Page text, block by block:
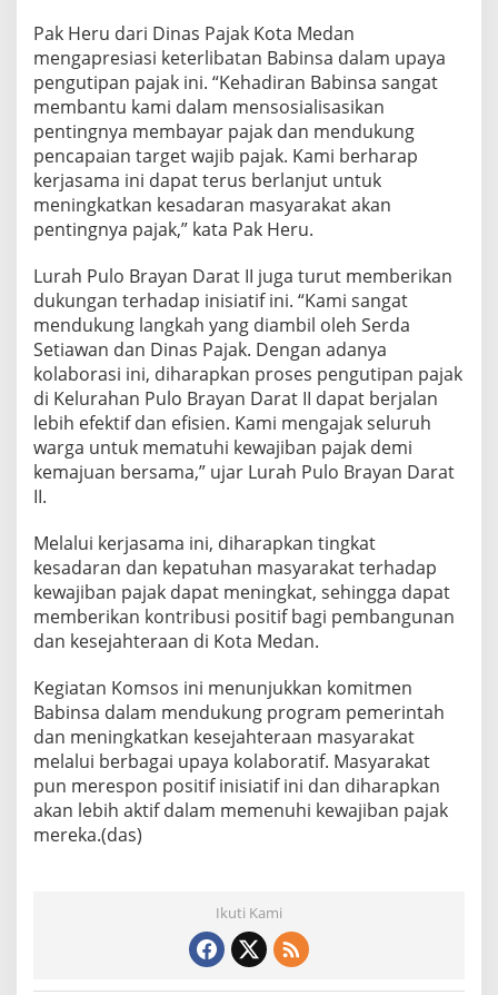
D
i
n
a
s
P
a
j
a
k
K
a
M
e
d
a
n
Pak Heru dari Dinas Pajak Kota Medan
mengapresiasi keterlibatan Babinsa dalam upaya
pengutipan pajak ini. “Kehadiran Babinsa sangat
membantu kami dalam mensosialisasikan
pentingnya membayar pajak dan mendukung
pencapaian target wajib pajak. Kami berharap
kerjasama ini dapat terus berlanjut untuk
meningkatkan kesadaran masyarakat akan
pentingnya pajak,” kata Pak Heru.
Lurah Pulo Brayan Darat II juga turut memberikan
dukungan terhadap inisiatif ini. “Kami sangat
mendukung langkah yang diambil oleh Serda
Setiawan dan Dinas Pajak. Dengan adanya
kolaborasi ini, diharapkan proses pengutipan pajak
di Kelurahan Pulo Brayan Darat II dapat berjalan
lebih efektif dan efisien. Kami mengajak seluruh
warga untuk mematuhi kewajiban pajak demi
kemajuan bersama,” ujar Lurah Pulo Brayan Darat
II.
Melalui kerjasama ini, diharapkan tingkat
kesadaran dan kepatuhan masyarakat terhadap
kewajiban pajak dapat meningkat, sehingga dapat
memberikan kontribusi positif bagi pembangunan
dan kesejahteraan di Kota Medan.
Kegiatan Komsos ini menunjukkan komitmen
Babinsa dalam mendukung program pemerintah
dan meningkatkan kesejahteraan masyarakat
melalui berbagai upaya kolaboratif. Masyarakat
pun merespon positif inisiatif ini dan diharapkan
akan lebih aktif dalam memenuhi kewajiban pajak
mereka.(das)
Ikuti Kami